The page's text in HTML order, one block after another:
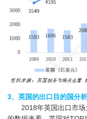
3、英国的出口目的国分
2018年英国出口市场